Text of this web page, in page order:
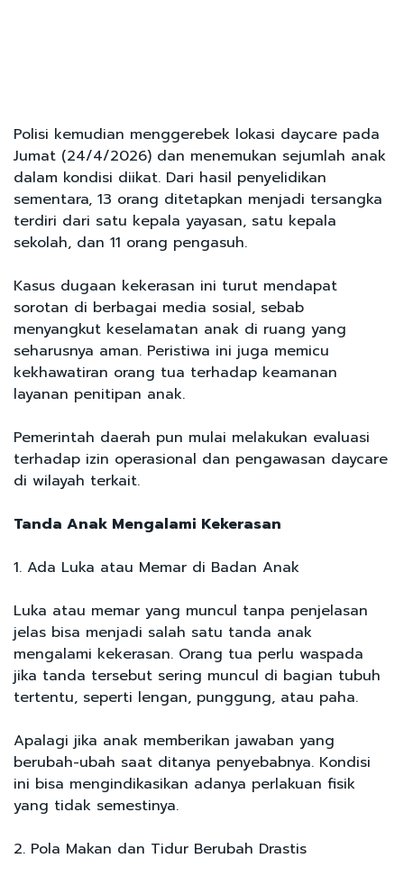
Polisi kemudian menggerebek lokasi daycare pada
Jumat (24/4/2026) dan menemukan sejumlah anak
dalam kondisi diikat. Dari hasil penyelidikan
sementara, 13 orang ditetapkan menjadi tersangka
terdiri dari satu kepala yayasan, satu kepala
sekolah, dan 11 orang pengasuh.
Kasus dugaan kekerasan ini turut mendapat
sorotan di berbagai media sosial, sebab
menyangkut keselamatan anak di ruang yang
seharusnya aman. Peristiwa ini juga memicu
kekhawatiran orang tua terhadap keamanan
layanan penitipan anak.
Pemerintah daerah pun mulai melakukan evaluasi
terhadap izin operasional dan pengawasan daycare
di wilayah terkait.
Tanda Anak Mengalami Kekerasan
1. Ada Luka atau Memar di Badan Anak
Luka atau memar yang muncul tanpa penjelasan
jelas bisa menjadi salah satu tanda anak
mengalami kekerasan. Orang tua perlu waspada
jika tanda tersebut sering muncul di bagian tubuh
tertentu, seperti lengan, punggung, atau paha.
Apalagi jika anak memberikan jawaban yang
berubah-ubah saat ditanya penyebabnya. Kondisi
ini bisa mengindikasikan adanya perlakuan fisik
yang tidak semestinya.
2. Pola Makan dan Tidur Berubah Drastis